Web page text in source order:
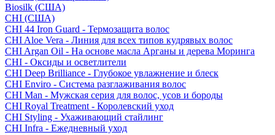
Biosilk (США)
CHI (США)
CHI 44 Iron Guard - Термозащита волос
CHI Aloe Vera - Линия для всех типов кудрявых волос
CHI Argan Oil - На основе масла Арганы и дерева Моринга
CHI - Оксиды и осветлители
CHI Deep Brilliance - Глубокое увлажнение и блеск
CHI Enviro - Система разглаживания волос
CHI Man - Мужская серия для волос, усов и бороды
CHI Royal Treatment - Королевский уход
CHI Styling - Ухаживающий стайлинг
CHI Infra - Ежедневный уход